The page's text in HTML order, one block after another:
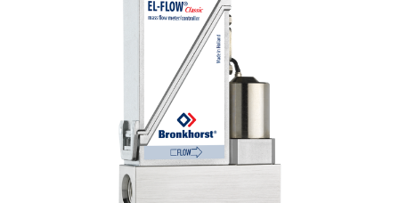
서비스 및 지원
플로우 아카데미
Bronkhorst